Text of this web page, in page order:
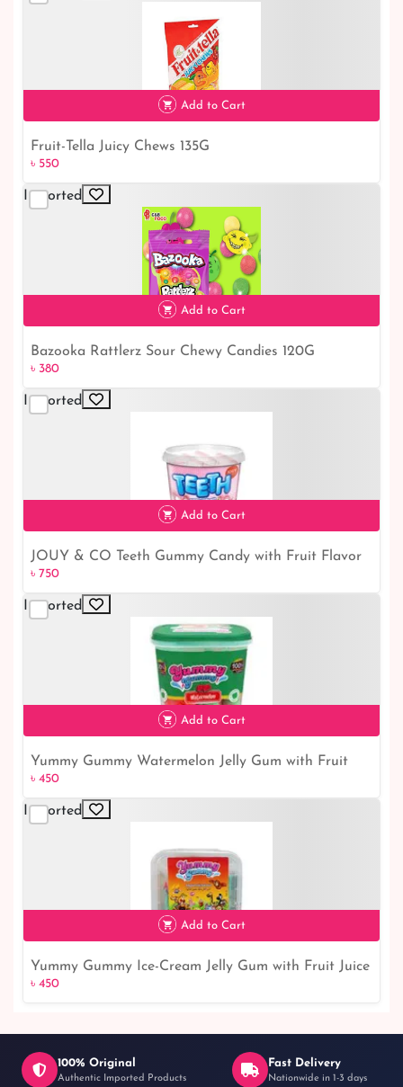
৳ 550
Add to Cart
Fruit-Tella Juicy Chews 135G
৳ 550
Imported
৳ 380
Add to Cart
Bazooka Rattlerz Sour Chewy Candies 120G
৳ 380
Imported
৳ 750
Add to Cart
JOUY & CO Teeth Gummy Candy with Fruit Flavor
225G
৳ 750
Imported
৳ 450
Add to Cart
Yummy Gummy Watermelon Jelly Gum with Fruit
Juice 160G
৳ 450
Imported
৳ 450
Add to Cart
Yummy Gummy Ice-Cream Jelly Gum with Fruit Juice
160G
৳ 450
100% Original
Authentic Imported Products
Fast Delivery
Nationwide in 1-3 days